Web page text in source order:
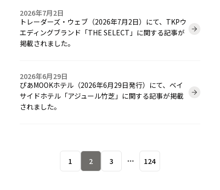
2026年7月2日
トレーダーズ・ウェブ（2026年7月2日）にて、TKPウ
エディングブランド「THE SELECT」に関する記事が
掲載されました。
2026年6月29日
ぴあMOOKホテル（2026年6月29日発行）にて、ベイ
サイドホテル「アジュール竹芝」に関する記事が掲載
されました。
1 2 3 More pages
124